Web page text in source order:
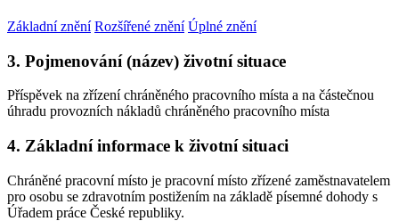
Základní znění Rozšířené znění Úplné znění
3. Pojmenování (název) životní situace
Příspěvek na zřízení chráněného pracovního místa a na částečnou
úhradu provozních nákladů chráněného pracovního místa
4. Základní informace k životní situaci
Chráněné pracovní místo je pracovní místo zřízené zaměstnavatelem
pro osobu se zdravotním postižením na základě písemné dohody s
Úřadem práce České republiky.